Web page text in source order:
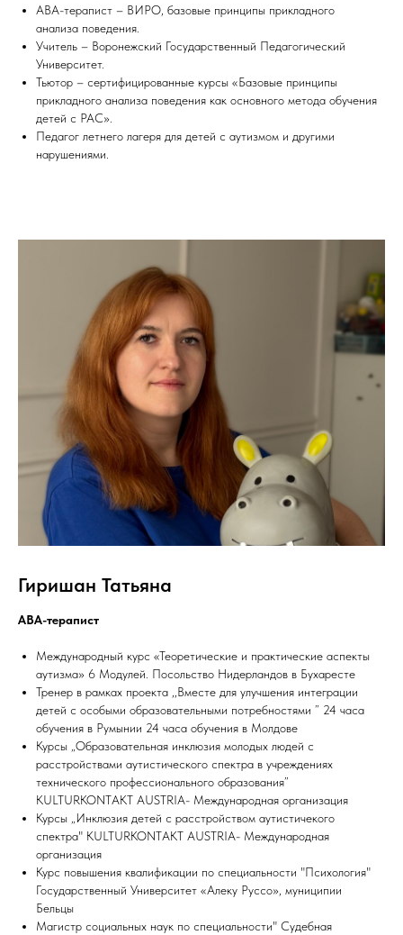
АВА-терапист – ВИРО, базовые принципы прикладного
анализа поведения.
Учитель – Воронежский Государственный Педагогический
Университет.
Тьютор – сертифицированные курсы «Базовые принципы
прикладного анализа поведения как основного метода обучения
детей с РАС».
Педагог летнего лагеря для детей с аутизмом и другими
нарушениями.
Гиришан Татьяна
АВА-терапист
Международный курс «Теоретические и практические аспекты
аутизма» 6 Модулей. Посольство Нидерландов в Бухаресте
Тренер в рамках проекта ,,Вместе для улучшения интеграции
детей с особыми образовательными потребностями ” 24 часа
обучения в Румынии 24 часа обучения в Молдове
Курсы „Образовательная инклюзия молодых людей с
расстройствами аутистического спектра в учреждениях
технического профессионального образования”
KULTURKONTAKT AUSTRIA- Международная организация
Курсы „Инклюзия детей с расстройством аутистичекого
спектра" KULTURKONTAKT AUSTRIA- Международная
организация
Курс повышения квалификации по специальности "Психология"
Государственный Университет «Алеку Руссо», муниципии
Бельцы
Магистр социальных наук по специальности" Судебная